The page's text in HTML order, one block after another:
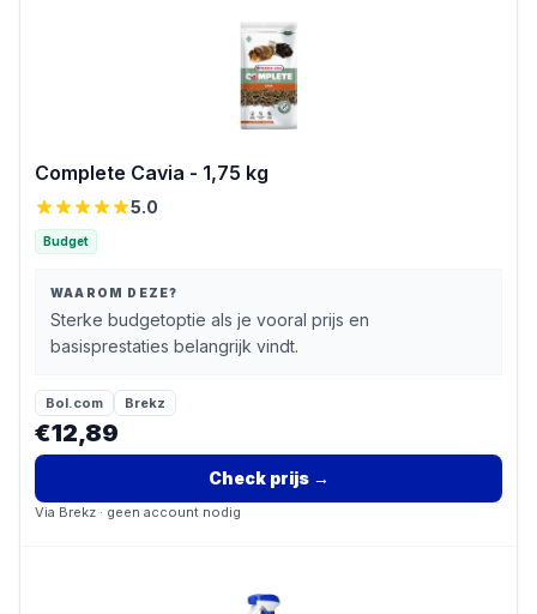
Complete Cavia - 1,75 kg
5.0
Budget
WAAROM DEZE?
Sterke budgetoptie als je vooral prijs en
basisprestaties belangrijk vindt.
Bol.com Brekz
€12,89
Check prijs→
Via Brekz · geen account nodig